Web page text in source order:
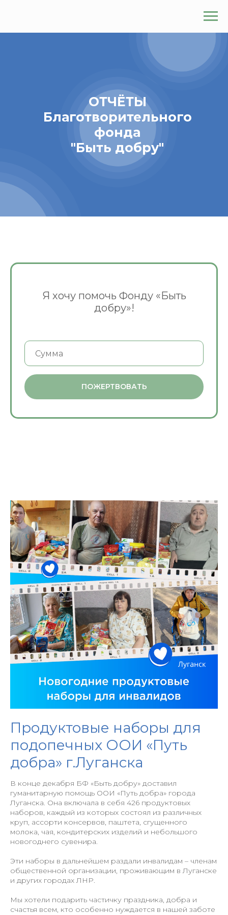
ОТЧЁТЫ
Благотворительного
фонда
"Быть добру"
Я хочу помочь Фонду «Быть
добру»!
ПОЖЕРТВОВАТЬ
Продуктовые наборы для
подопечных ООИ «Путь
добра» г.Луганска
В конце декабря БФ «Быть добру» доставил
гуманитарную помощь ООИ «Путь добра» города
Луганска. Она включала в себя 426 продуктовых
наборов, каждый из которых состоял из различных
круп, ассорти консервов, паштета, сгущенного
молока, чая, кондитерских изделий и небольшого
новогоднего сувенира.
Эти наборы в дальнейшем раздали инвалидам – членам
общественной организации, проживающим в Луганске
и других городах ЛНР.
Мы хотели подарить частичку праздника, добра и
счастья всем, кто особенно нуждается в нашей заботе